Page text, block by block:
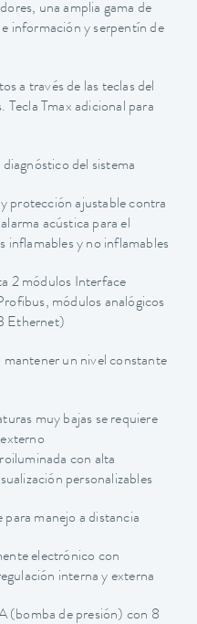
una amplia gama de
información y serpentín de
a través de las teclas del
Tecla Tmax adicional para
del sistema
protección ajustable contra
acústica para el
inflamables y no inflamables
2 módulos Interface
módulos analógicos
Ethernet)
mantener un nivel constante
muy bajas se requiere
con alta
personalizables
manejo a distancia
electrónico con
interna y externa
(bomba de presión) con 8